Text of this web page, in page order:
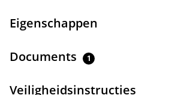
Eigenschappen
Documents 1
Veiligheidsinstructies